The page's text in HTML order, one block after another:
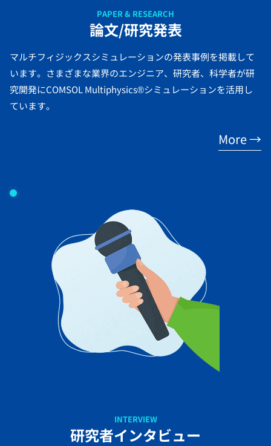
PAPER & RESEARCH
論文/研究発表
マルチフィジックスシミュレーションの発表事例を掲載して
います。さまざまな業界のエンジニア、研究者、科学者が研
究開発にCOMSOL Multiphysics®シミュレーションを活用し
ています。
More →
INTERVIEW
研究者インタビュー